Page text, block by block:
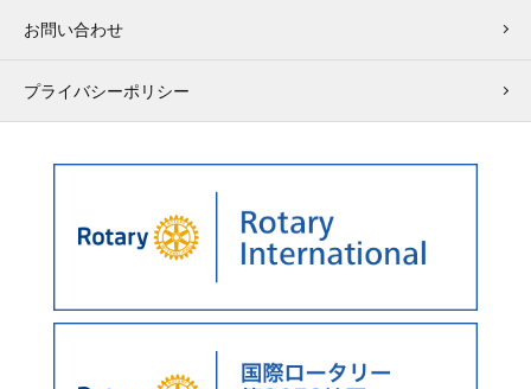
お問い合わせ
プライバシーポリシー